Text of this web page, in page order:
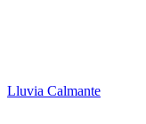
Lluvia Calmante